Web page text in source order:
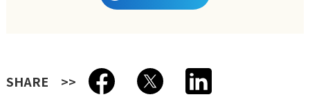
SHARE